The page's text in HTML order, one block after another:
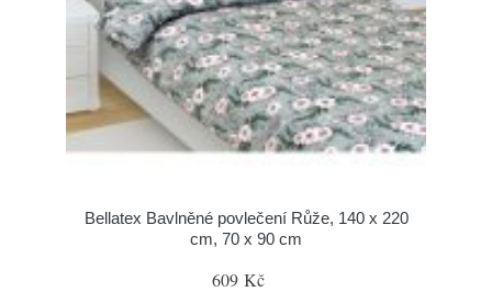
Bellatex Bavlněné povlečení Růže, 140 x 220
cm, 70 x 90 cm
609 Kč